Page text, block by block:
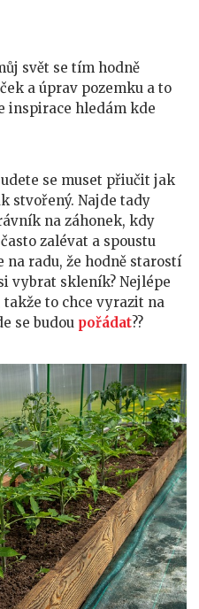
svět se tím hodně
a úprav pozemku a to
inspirace hledám kde
se muset přiučit jak
stvořený. Najde tady
na záhonek, kdy
zalévat a spoustu
na radu, že hodně starostí
vybrat skleník? Nejlépe
takže to chce vyrazit na
se budou pořádat??